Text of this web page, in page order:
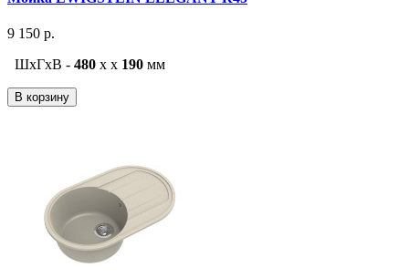
9 150 р.
ШxГxВ - 480 x x 190 мм
В корзину